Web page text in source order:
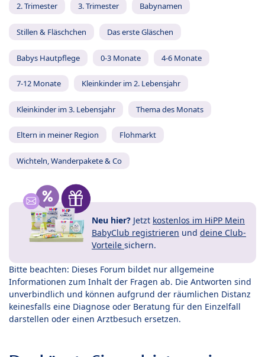
2. Trimester 3. Trimester Babynamen
Stillen & Fläschchen Das erste Gläschen
Babys Hautpflege 0-3 Monate 4-6 Monate
7-12 Monate Kleinkinder im 2. Lebensjahr
Kleinkinder im 3. Lebensjahr Thema des Monats
Eltern in meiner Region Flohmarkt
Wichteln, Wanderpakete & Co
Neu hier? Jetzt kostenlos im HiPP Mein
BabyClub registrieren und deine Club-
Vorteile sichern.
Bitte beachten: Dieses Forum bildet nur allgemeine
Informationen zum Inhalt der Fragen ab. Die Antworten sind
unverbindlich und können aufgrund der räumlichen Distanz
keinesfalls eine Diagnose oder Beratung für den Einzelfall
darstellen oder einen Arztbesuch ersetzen.